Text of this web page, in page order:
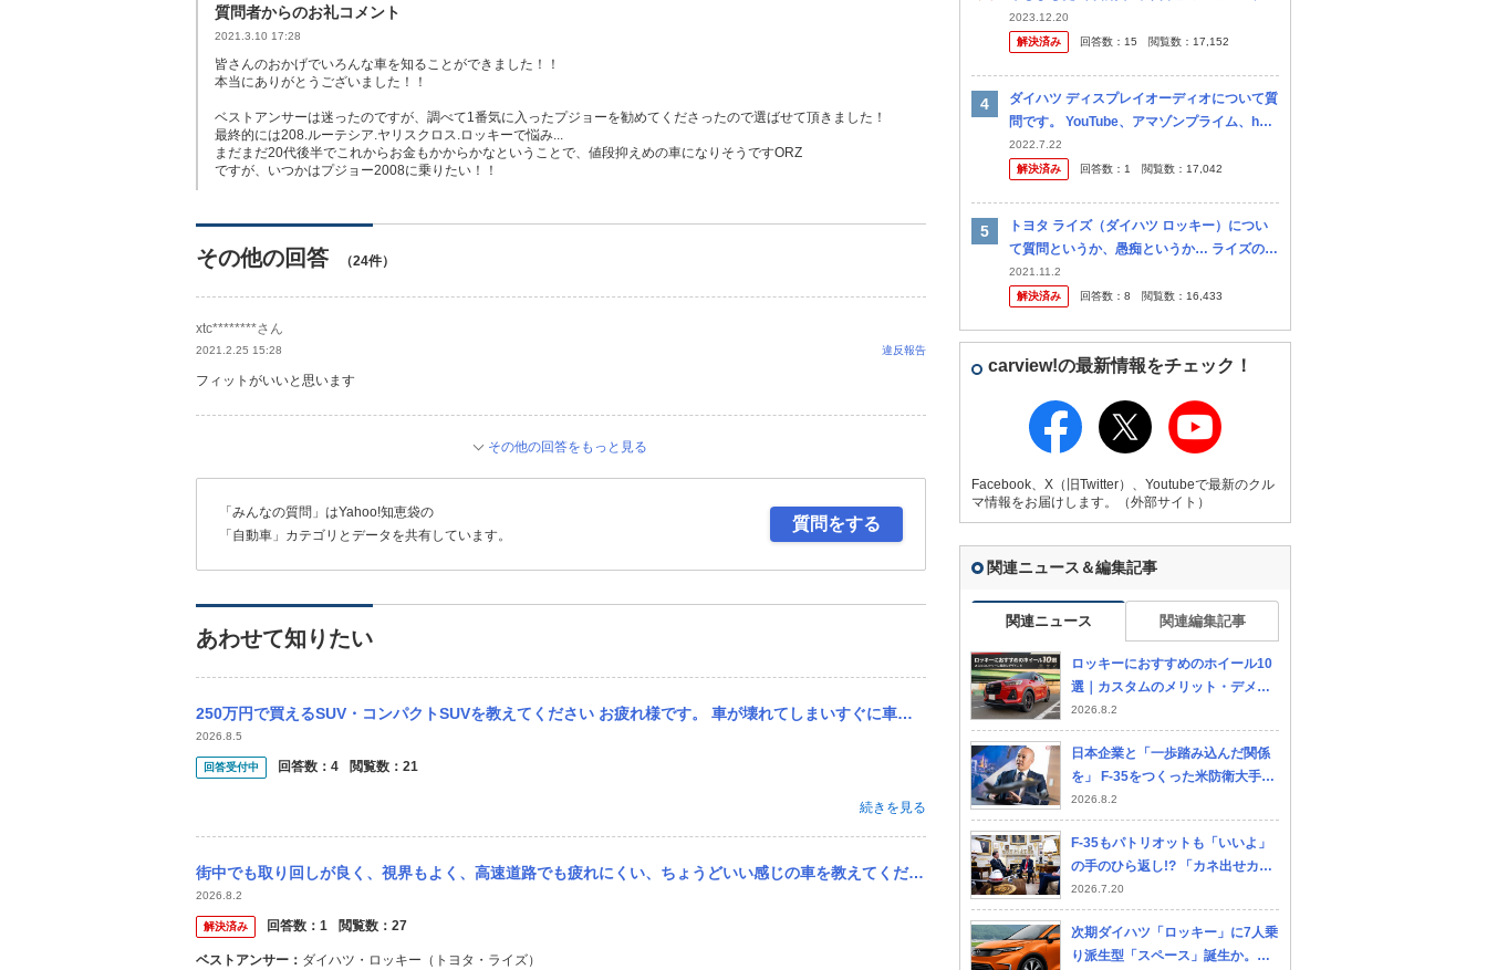
質問者からのお礼コメント
2021.3.10 17:28
皆さんのおかげでいろんな車を知ることができました！！
本当にありがとうございました！！
ベストアンサーは迷ったのですが、調べて1番気に入ったプジョーを勧めてくださったので選ばせて頂きました！
最終的には208.ルーテシア.ヤリスクロス.ロッキーで悩み...
まだまだ20代後半でこれからお金もかからかなということで、値段抑えめの車になりそうですORZ
ですが、いつかはプジョー2008に乗りたい！！
その他の回答 （24件）
xtc********さん
2021.2.25 15:28 違反報告
フィットがいいと思います
その他の回答をもっと見る
「みんなの質問」はYahoo!知恵袋の
「自動車」カテゴリとデータを共有しています。
質問をする
あわせて知りたい
250万円で買えるSUV・コンパクトSUVを教えてください お疲れ様です。 車が壊れてしまいすぐに車を買わないと行けない状態ですが 250万〜300万くらいで買えるSUV・コンパクトSUVを教...
2026.8.5
回答受付中 回答数： 4 閲覧数： 21
続きを見る
街中でも取り回しが良く、視界もよく、高速道路でも疲れにくい、ちょうどいい感じの車を教えてください。 夫婦で東京-大阪間の移動が週に1回ほどあり、 それ以外は都内の幹線道路で通勤で車を使っています。
2026.8.2
解決済み 回答数： 1 閲覧数： 27
ベストアンサー： ダイハツ・ロッキー（トヨタ・ライズ）
正直、返品したいたいです 支払いもまだして
いません 販売店に問い合わせたら、対応して
2023.12.20
解決済み
回答数： 15 閲覧数： 17,152
ダイハツ ディスプレイオーディオについて質
問です。 YouTube、アマゾンプライム、hulu
などは観ることが可能でしょうか？ ミラーリ
ング？で視聴できるとすれば、スマホの画面
2022.7.22
解決済み
回答数： 1 閲覧数： 17,042
トヨタ ライズ（ダイハツ ロッキー）につい
て質問というか、愚痴というか… ライズのウ
インカーの使いづらさについてです。 今まで
トヨタ、日産、ホンダ、マツダやレンタカー
2021.11.2
解決済み
回答数： 8 閲覧数： 16,433
carview!の最新情報をチェック！
Facebook、X（旧Twitter）、Youtubeで最新のクル
マ情報をお届けします。（外部サイト）
関連ニュース＆編集記事
関連ニュース 関連編集記事
ロッキーにおすすめのホイール10
選｜カスタムのメリット・デメリ
ットを紹介
2026.8.2
日本企業と「一歩踏み込んだ関係
を」 F-35をつくった米防衛大手、
見据える「共同開発」 日本支社長
に聞いた
2026.8.2
F-35もパトリオットも「いいよ」
の手のひら返し!? 「カネ出せカ
ネ」と欧州に手厳しいトランプ
を“手玉に取った”2か国とは？
2026.7.20
次期ダイハツ「ロッキー」に7人乗
り派生型「スペース」誕生か。全